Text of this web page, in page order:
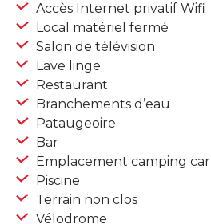
Accès Internet privatif Wifi
Local matériel fermé
Salon de télévision
Lave linge
Restaurant
Branchements d’eau
Pataugeoire
Bar
Emplacement camping car
Piscine
Terrain non clos
Vélodrome